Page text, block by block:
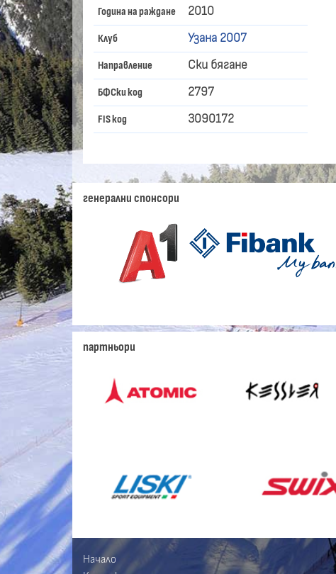
Година на раждане 2010
Клуб Узана 2007
Направление Ски бягане
БФСки код 2797
FIS код 3090172
генерални спонсори
партньори
Начало